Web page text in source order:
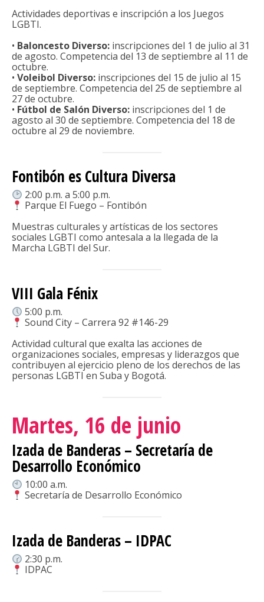
Actividades deportivas e inscripción a los Juegos
LGBTI.
• Baloncesto Diverso: inscripciones del 1 de julio al 31
de agosto. Competencia del 13 de septiembre al 11 de
octubre.
• Voleibol Diverso: inscripciones del 15 de julio al 15
de septiembre. Competencia del 25 de septiembre al
27 de octubre.
• Fútbol de Salón Diverso: inscripciones del 1 de
agosto al 30 de septiembre. Competencia del 18 de
octubre al 29 de noviembre.
Fontibón es Cultura Diversa
2:00 p.m. a 5:00 p.m.
Parque El Fuego – Fontibón
Muestras culturales y artísticas de los sectores
sociales LGBTI como antesala a la llegada de la
Marcha LGBTI del Sur.
VIII Gala Fénix
5:00 p.m.
Sound City – Carrera 92 #146-29
Actividad cultural que exalta las acciones de
organizaciones sociales, empresas y liderazgos que
contribuyen al ejercicio pleno de los derechos de las
personas LGBTI en Suba y Bogotá.
Martes, 16 de junio
Izada de Banderas – Secretaría de
Desarrollo Económico
10:00 a.m.
Secretaría de Desarrollo Económico
Izada de Banderas – IDPAC
2:30 p.m.
IDPAC